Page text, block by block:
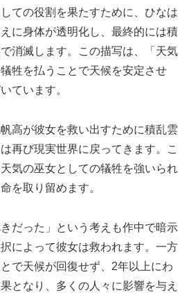
ての役割を果たすために、ひなは
に身体が透明化し、最終的には積
消滅します。この描写は、「天気
牲を払うことで天候を安定させ
ています。
高が彼女を救い出すために積乱雲
再び現実世界に戻ってきます。こ
気の巫女としての犠牲を強いられ
を取り留めます。
だった」という考えも作中で暗示
によって彼女は救われます。一方
で天候が回復せず、2年以上にわ
となり、多くの人々に影響を与え